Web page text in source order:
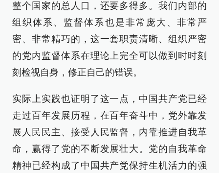
整个国家的总人口，还要多得多。我们内部的
组织体系、监督体系也是非常庞大、非常严
密、非常精巧的，这一套职责清晰、组织严密
的党内监督体系在理论上完全可以做到时时刻
刻检视自身，修正自己的错误。
实际上实践也证明了这一点，中国共产党已经
走过百年发展历程，在百年奋斗中，党外靠发
展人民民主、接受人民监督，内靠推进自我革
命，赢得了党的不断发展壮大。党的自我革命
精神已经构成了中国共产党保持生机活力的强